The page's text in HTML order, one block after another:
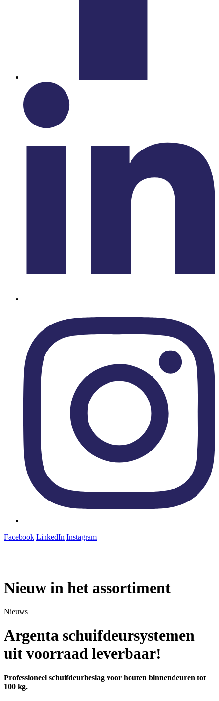
Facebook LinkedIn Instagram
Nieuw in het assortiment
Nieuws
Argenta schuifdeursystemen
uit voorraad leverbaar!
Professioneel schuifdeurbeslag voor houten binnendeuren tot
100 kg.